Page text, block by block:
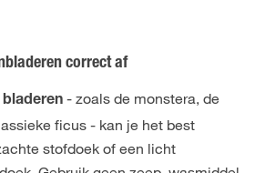
correct af
- zoals de monstera, de
ficus - kan je het best
stofdoek of een licht